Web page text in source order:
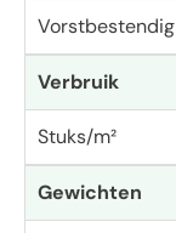
Vorstbestendig
Verbruik
Stuks/m²
Gewichten